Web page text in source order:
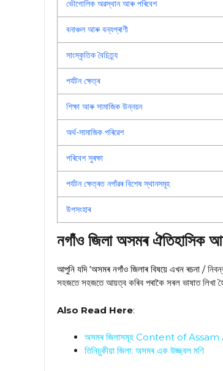
ভৌগোলিক অৱস্থান আৰু পৰিবেশ
বনাঞ্চল আৰু বন্যপ্ৰাণী
সাংস্কৃতিক বৈচিত্ৰ্য
পৰ্যটন ক্ষেত্ৰ
শিক্ষা আৰু সামাজিক উন্নয়ন
অৰ্থ-সামাজিক পৰিৱেশ
পৰিবেশ সুৰক্ষা
পৰ্যটন ক্ষেত্ৰত নগাঁৱৰ বিশেষ স্থানসমূহ
উপসংহাৰ
নগাঁও জিলা অসমৰ ঐতিহাসিক
আপুনি যদি ‘অসমৰ নগাঁও জিলাৰ বিষয়ে এখন ৰচনা /
সহজতে সহজতে আয়ত্ব কৰিব পৰাকৈ সৰল ভাষাত লিখা
Also Read Here:
অসমৰ জিলাসমূহ Content of
তিনিচুকীয়া জিলা: অসমৰ এক উজ্জ্বল মণি